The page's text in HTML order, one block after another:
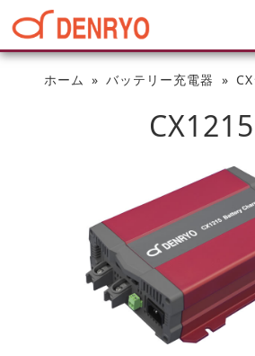
ホーム バッテリー充電器
CX1215